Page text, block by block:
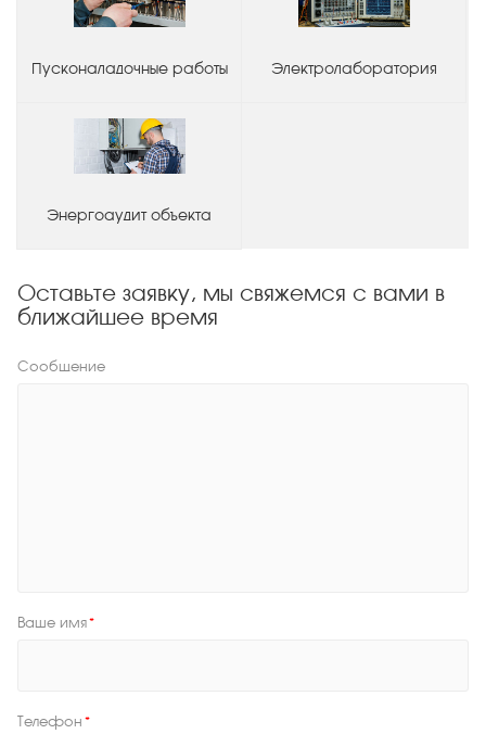
Пусконаладочные работы Электролаборатория
Энергоаудит объекта
Оставьте заявку, мы свяжемся с вами в
ближайшее время
Сообщение
Ваше имя*
Телефон *